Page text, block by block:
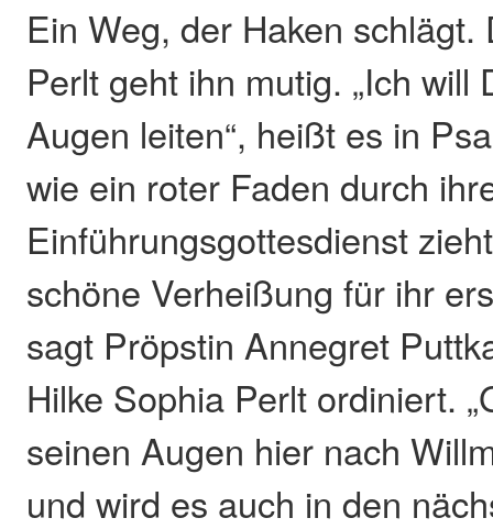
Ein Weg, der Haken schlägt.
Perlt geht ihn mutig. „Ich will
Augen leiten“, heißt es in
wie ein roter Faden durch
Einführungsgottesdienst
schöne Verheißung für ihr
sagt Pröpstin Annegret
Hilke Sophia Perlt ordiniert.
seinen Augen hier nach
und wird es auch in den